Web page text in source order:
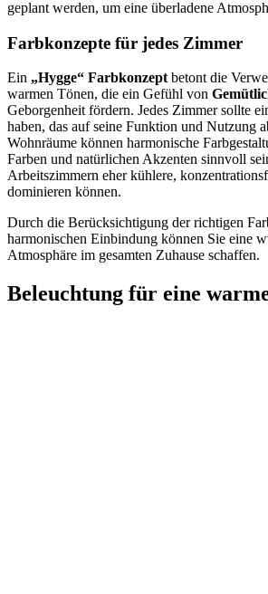
geplant werden, um eine überladene
Farbkonzepte für jedes Zimmer
Ein „Hygge“ Farbkonzept betont die
warmen Tönen, die ein Gefühl von
Geborgenheit fördern. Jedes Zimmer sollte
haben, das auf seine Funktion und Nutzung
Wohnräume können harmonische
Farben und natürlichen Akzenten sinnvoll
Arbeitszimmern eher kühlere,
dominieren können.
Durch die Berücksichtigung der richtigen
harmonischen Einbindung können Sie eine
Atmosphäre im gesamten Zuhause schaffen.
Beleuchtung für eine